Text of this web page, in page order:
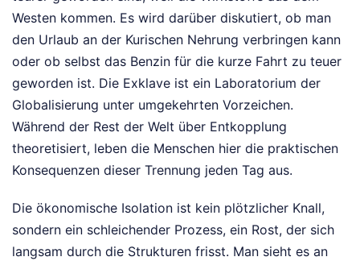
Westen kommen. Es wird darüber diskutiert, ob man
den Urlaub an der Kurischen Nehrung verbringen kann
oder ob selbst das Benzin für die kurze Fahrt zu teuer
geworden ist. Die Exklave ist ein Laboratorium der
Globalisierung unter umgekehrten Vorzeichen.
Während der Rest der Welt über Entkopplung
theoretisiert, leben die Menschen hier die praktischen
Konsequenzen dieser Trennung jeden Tag aus.
Die ökonomische Isolation ist kein plötzlicher Knall,
sondern ein schleichender Prozess, ein Rost, der sich
langsam durch die Strukturen frisst. Man sieht es an